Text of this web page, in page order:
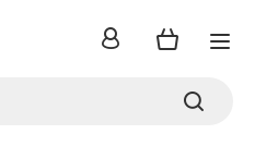
Anmelden